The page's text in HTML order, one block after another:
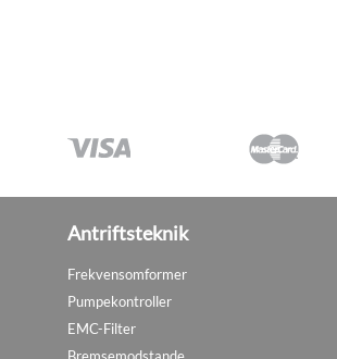
Antriftsteknik
Frekvensomformer
Pumpekontroller
EMC-Filter